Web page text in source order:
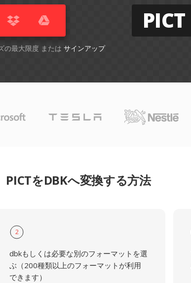
の最大限度 または サインアップ
PICT
PICTをDBKへ変換する方法
2
dbkもしくは必要な別のフォーマットを選
ぶ（200種類以上のフォーマットが利用
できます）